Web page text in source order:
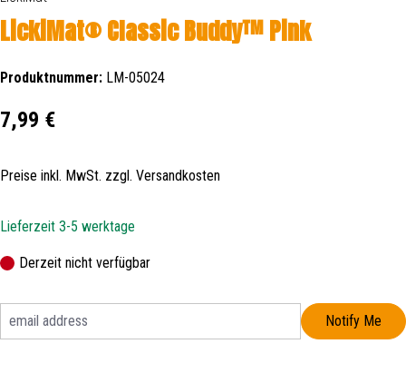
LickiMat® Classic Buddy™ Pink
Produktnummer: LM-05024
Regulärer Preis:
7,99 €
Preise inkl. MwSt. zzgl. Versandkosten
Lieferzeit 3-5 werktage
Derzeit nicht verfügbar
Notify Me